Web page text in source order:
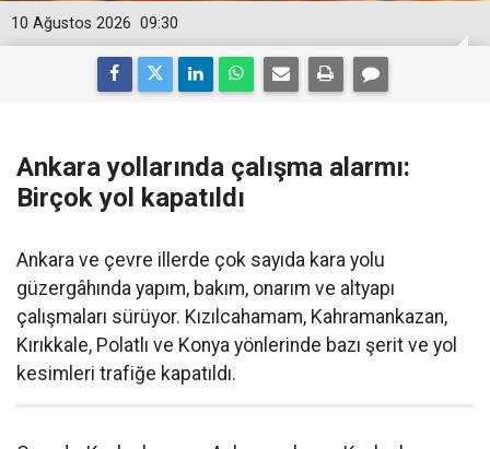
09:30
10 Ağustos 2026
Ankara yollarında çalışma alarmı:
Birçok yol kapatıldı
Ankara ve çevre illerde çok sayıda kara yolu
güzergâhında yapım, bakım, onarım ve altyapı
çalışmaları sürüyor. Kızılcahamam, Kahramankazan,
Kırıkkale, Polatlı ve Konya yönlerinde bazı şerit ve yol
kesimleri trafiğe kapatıldı.